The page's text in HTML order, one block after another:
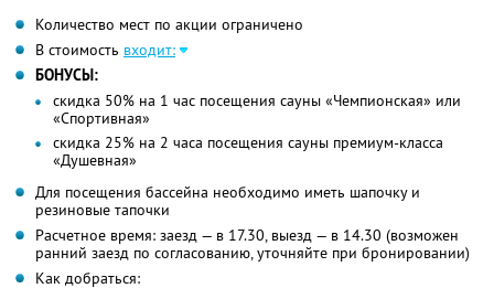
Количество мест по акции ограничено
В стоимость входит:
БОНУСЫ:
скидка 50% на 1 час посещения сауны «Чемпионская» или
«Спортивная»
скидка 25% на 2 часа посещения сауны премиум-класса
«Душевная»
Для посещения бассейна необходимо иметь шапочку и
резиновые тапочки
Расчетное время: заезд — в 17.30, выезд — в 14.30 (возможен
ранний заезд по согласованию, уточняйте при бронировании)
Как добраться: